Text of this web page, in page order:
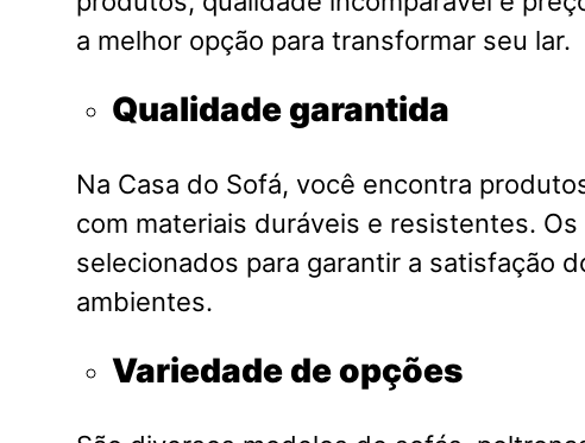
a melhor opção para transformar seu lar.
Qualidade garantida
Na Casa do Sofá, você encontra
com materiais duráveis e resistentes.
selecionados para garantir a satisfação
ambientes.
Variedade de opções